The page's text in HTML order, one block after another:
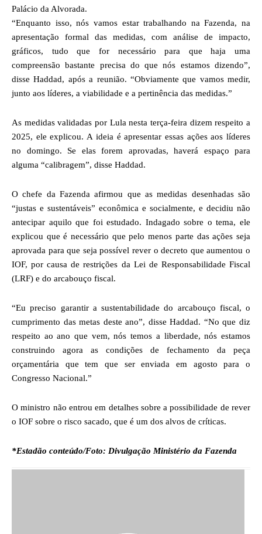
Palácio da Alvorada.
“Enquanto isso, nós vamos estar trabalhando na Fazenda, na
apresentação formal das medidas, com análise de impacto,
gráficos, tudo que for necessário para que haja uma
compreensão bastante precisa do que nós estamos dizendo”,
disse Haddad, após a reunião. “Obviamente que vamos medir,
junto aos líderes, a viabilidade e a pertinência das medidas.”
As medidas validadas por Lula nesta terça-feira dizem respeito a
2025, ele explicou. A ideia é apresentar essas ações aos líderes
no domingo. Se elas forem aprovadas, haverá espaço para
alguma “calibragem”, disse Haddad.
O chefe da Fazenda afirmou que as medidas desenhadas são
“justas e sustentáveis” econômica e socialmente, e decidiu não
antecipar aquilo que foi estudado. Indagado sobre o tema, ele
explicou que é necessário que pelo menos parte das ações seja
aprovada para que seja possível rever o decreto que aumentou o
IOF, por causa de restrições da Lei de Responsabilidade Fiscal
(LRF) e do arcabouço fiscal.
“Eu preciso garantir a sustentabilidade do arcabouço fiscal, o
cumprimento das metas deste ano”, disse Haddad. “No que diz
respeito ao ano que vem, nós temos a liberdade, nós estamos
construindo agora as condições de fechamento da peça
orçamentária que tem que ser enviada em agosto para o
Congresso Nacional.”
O ministro não entrou em detalhes sobre a possibilidade de rever
o IOF sobre o risco sacado, que é um dos alvos de críticas.
*Estadão conteúdo/Foto: Divulgação Ministério da Fazenda